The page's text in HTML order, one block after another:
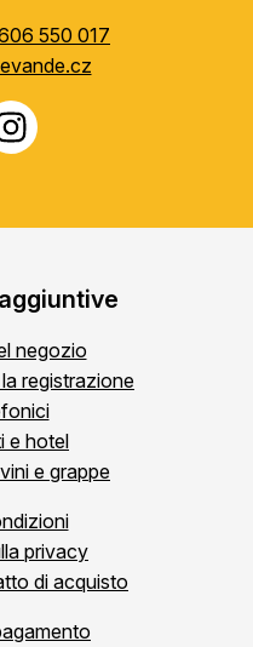
550 017
negozio
registrazione
e hotel
e grappe
privacy
di acquisto